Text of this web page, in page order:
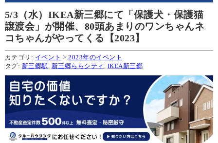
5/3（水）IKEA新三郷にて「保護犬・保護猫
譲渡会」が開催、80頭あまりのワンちゃんネ
コちゃんがやってくる【2023】
カテゴリ: イベント >2023年のイベント
タグ: 新三郷駅, 新三郷ららシティ , IKEA新三郷